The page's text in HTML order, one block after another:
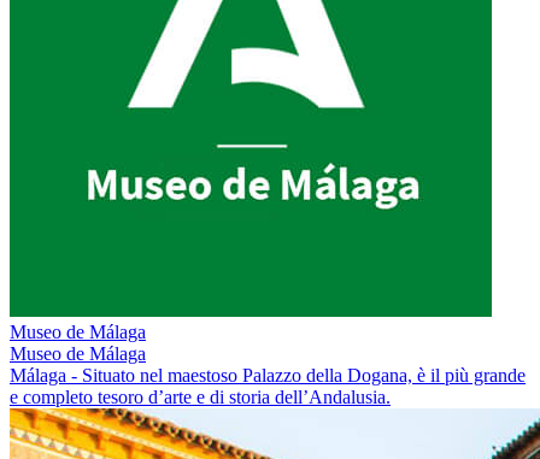
Museo de Málaga
Museo de Málaga
Málaga - Situato nel maestoso Palazzo della Dogana, è il più grande
e completo tesoro d’arte e di storia dell’Andalusia.